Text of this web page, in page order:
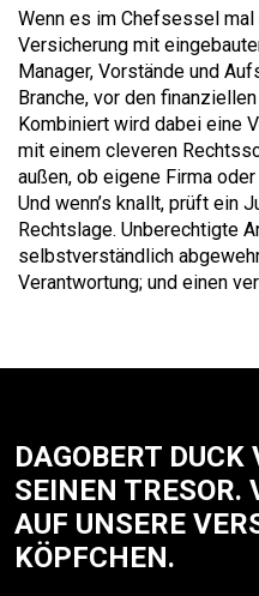
Wenn es im Chefsessel
Versicherung mit
Manager, Vorstände und
Branche, vor den
Kombiniert wird dabei eine
mit einem cleveren
außen, ob eigene Firma
Und wenn’s knallt, prüft ein
Rechtslage. Unberechtigte
selbstverständlich
Verantwortung; und einen
DAGOBERT
SEINEN TRESOR.
AUF UNSERE
KÖPFCHEN.